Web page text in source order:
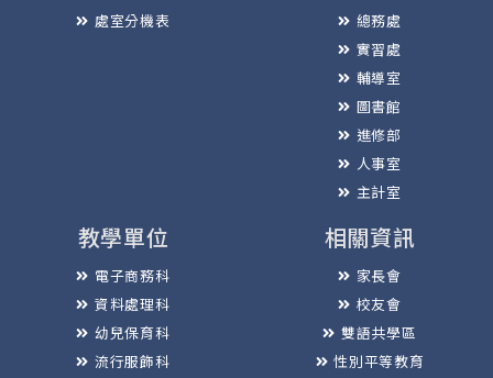
處室分機表
總務處
實習處
輔導室
圖書館
進修部
人事室
主計室
教學單位
電子商務科
資料處理科
幼兒保育科
流行服飾科
相關資訊
家長會
校友會
雙語共學區
性別平等教育